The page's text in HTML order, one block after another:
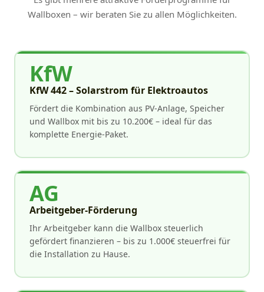
Wallboxen – wir beraten Sie zu allen Möglichkeiten.
KfW
KfW 442 – Solarstrom für Elektroautos
Fördert die Kombination aus PV-Anlage, Speicher
und Wallbox mit bis zu 10.200€ – ideal für das
komplette Energie-Paket.
AG
Arbeitgeber-Förderung
Ihr Arbeitgeber kann die Wallbox steuerlich
gefördert finanzieren – bis zu 1.000€ steuerfrei für
die Installation zu Hause.